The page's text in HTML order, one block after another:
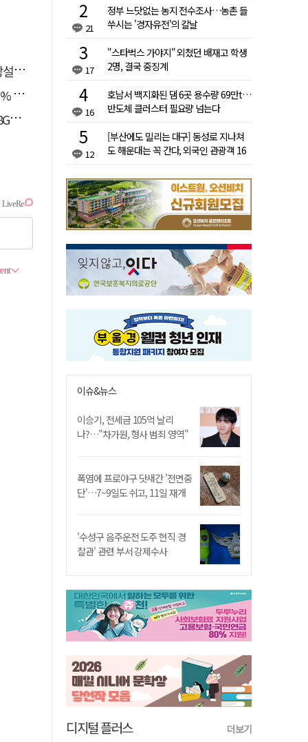
]
21
정부 느닷없는 농지 전수조사…농촌 들
쑤시는 '경자유전'의 칼날
17
"스타벅스 가야지" 외쳤던 배재고 학생
2명, 결국 중징계
16
호남서 백지화된 댐 6곳 용수량 69만t…
반도체 클러스터 필요량 넘는다
12
[부산에도 밀리는 대구] 동성로 지나쳐
도 해운대는 꼭 간다, 외국인 관광객 16
이슈&뉴스
이승기, 전세금 105억 날리
나?…"차가원, 형사 범죄 영역"
폭염에 프로야구 닷새간 '전면중
단'…7~9일도 쉬고, 11일 재개
'수성구 음주운전 도주 현직 경
찰관' 관련 부서 강제수사
디지털 플러스 더보기